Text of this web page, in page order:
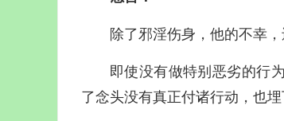
除了邪淫伤身，他的不幸
即使没有做特别恶劣的行
了念头没有真正付诸行动，也埋